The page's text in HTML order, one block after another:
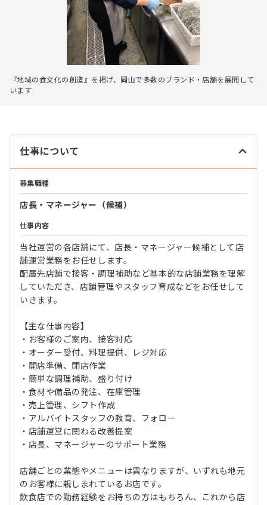
『地域の食文化の創造』を掲げ、岡山で多数のブランド・店舗を展開して
います
仕事について
募集職種
店長・マネージャー（候補）
仕事内容
当社運営の各店舗にて、店長・マネージャー候補として店
舗運営業務をお任せします。
配属先店舗で接客・調理補助など基本的な店舗業務を理解
していただき、店舗管理やスタッフ育成などをお任せして
いきます。
【主な仕事内容】
・お客様のご案内、接客対応
・オーダー受付、料理提供、レジ対応
・開店準備、閉店作業
・簡単な調理補助、盛り付け
・食材や備品の発注、在庫管理
・売上管理、シフト作成
・アルバイトスタッフの教育、フォロー
・店舗運営に関わる改善提案
・店長、マネージャーのサポート業務
店舗ごとの業態やメニューは異なりますが、いずれも地元
のお客様に親しまれているお店です。
飲食店での勤務経験をお持ちの方はもちろん、これから店